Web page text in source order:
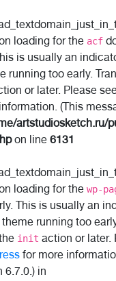
loading for the acf
is usually an
running too early.
or later. Please
(This
artstudiosketch.ru/
on line 6131
loading for the wp-
This is usually an
running too
init action or later.
for more
6.7.0.) in